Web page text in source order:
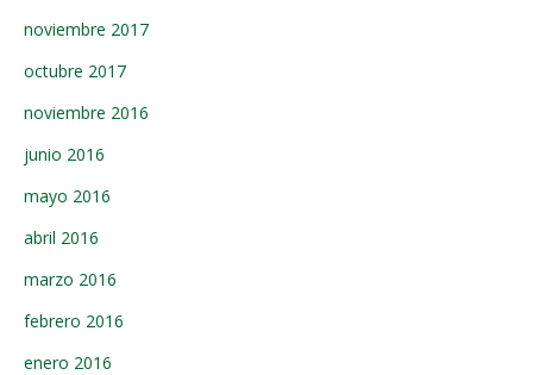
noviembre 2017
octubre 2017
noviembre 2016
junio 2016
mayo 2016
abril 2016
marzo 2016
febrero 2016
enero 2016